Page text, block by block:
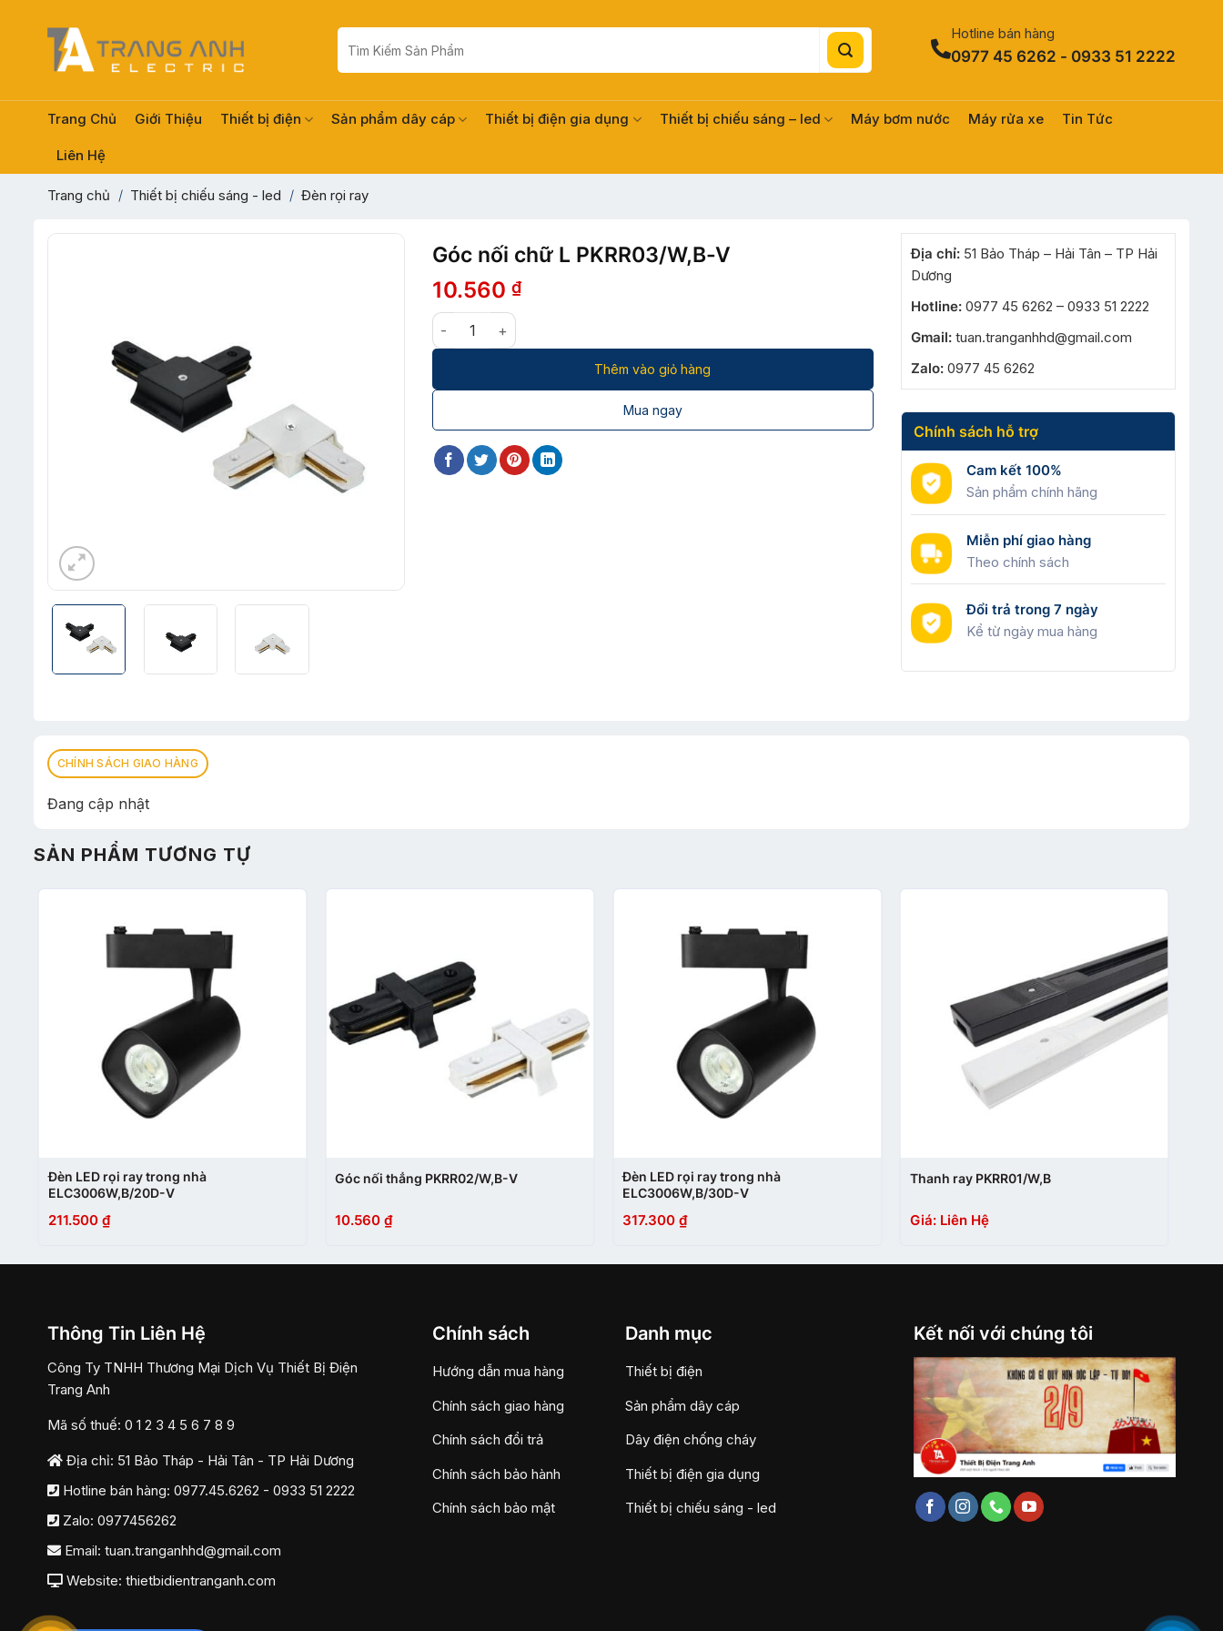
Tìm
kiếm:
Hotline bán hàng
0977 45 6262 - 0933 51 2222
Trang Chủ Giới Thiệu Thiết bị điện Sản phẩm dây cáp Thiết bị điện gia dụng Thiết bị chiếu sáng – led Máy bơm nước Máy rửa xe Tin Tức
Liên Hệ
Trang chủ / Thiết bị chiếu sáng - led / Đèn rọi ray
Góc nối chữ L PKRR03/W,B-V
10.560₫
Góc nối chữ L PKRR03/W,B-V số lượng
Thêm vào giỏ hàng
Mua ngay
Địa chỉ:51 Bảo Tháp – Hải Tân – TP Hải
Dương
Hotline:0977 45 6262 – 0933 51 2222
Gmail:tuan.tranganhhd@gmail.com
Zalo:0977 45 6262
Chính sách hỗ trợ
Cam kết 100%
Sản phẩm chính hãng
Miễn phí giao hàng
Theo chính sách
Đổi trả trong 7 ngày
Kể từ ngày mua hàng
CHÍNH SÁCH GIAO HÀNG
Đang cập nhật
SẢN PHẨM TƯƠNG TỰ
Đèn LED rọi ray trong nhà
ELC3006W,B/20D-V
211.500 ₫
Góc nối thẳng PKRR02/W,B-V
10.560₫
Đèn LED rọi ray trong nhà
ELC3006W,B/30D-V
317.300₫
Thanh ray PKRR01/W,B
Giá: Liên Hệ
Thông Tin Liên Hệ
Công Ty TNHH Thương Mại Dịch Vụ Thiết Bị Điện
Trang Anh
Mã số thuế: 0 1 2 3 4 5 6 7 8 9
Địa chỉ: 51 Bảo Tháp - Hải Tân - TP Hải Dương
Hotline bán hàng: 0977.45.6262 - 0933 51 2222
Zalo: 0977456262
Email: tuan.tranganhhd@gmail.com
Website: thietbidientranganh.com
Chính sách
Hướng dẫn mua hàng
Chính sách giao hàng
Chính sách đổi trả
Chính sách bảo hành
Chính sách bảo mật
Danh mục
Thiết bị điện
Sản phẩm dây cáp
Dây điện chống cháy
Thiết bị điện gia dụng
Thiết bị chiếu sáng - led
Kết nối với chúng tôi